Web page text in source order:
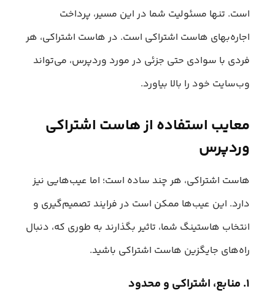
است. تنها مسئولیت شما در این مسیر، پرداخت
اجاره‌بهای هاست اشتراکی است. در هاست اشتراکی، هر
فردی با سوادی حتی جزئی در مورد وردپرس، می‌تواند
وب‌سایت خود را بالا بیاورد.
معایب استفاده از هاست اشتراکی
وردپرس
هاست اشتراکی، هر چند ساده است؛ اما عیب‌هایی نیز
دارد. این عیب‌ها ممکن است در فرایند تصمیم‌گیری و
انتخاب هاستینگ شما، تاثیر بگذارند به طوری که، دنبال
راه‌های جایگزین هاست اشتراکی باشید.
۱. منابع، اشتراکی و محدود